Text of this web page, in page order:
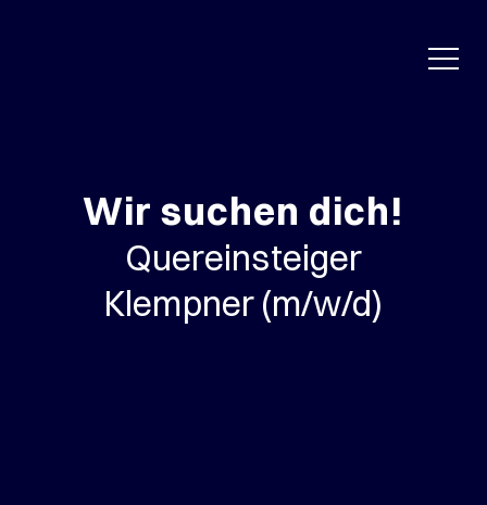
Wir suchen dich!
Quereinsteiger
Klempner (m/w/d)